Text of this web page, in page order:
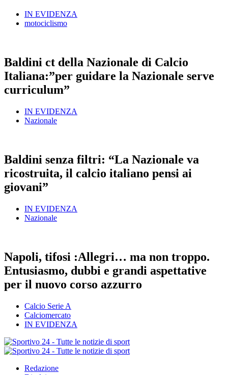
IN EVIDENZA
motociclismo
Baldini ct della Nazionale di Calcio
Italiana:”per guidare la Nazionale serve
curriculum”
IN EVIDENZA
Nazionale
Baldini senza filtri: “La Nazionale va
ricostruita, il calcio italiano pensi ai
giovani”
IN EVIDENZA
Nazionale
Napoli, tifosi :Allegri… ma non troppo.
Entusiasmo, dubbi e grandi aspettative
per il nuovo corso azzurro
Calcio Serie A
Calciomercato
IN EVIDENZA
Redazione